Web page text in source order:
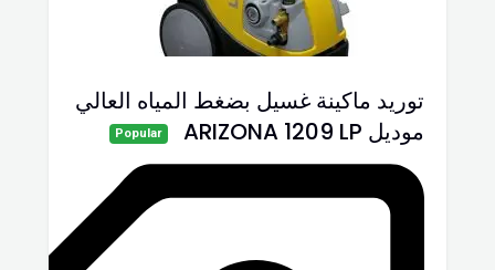
توريد ماكينة غسيل بضغط المياه العالي
موديل ARIZONA 1209 LP
Popular